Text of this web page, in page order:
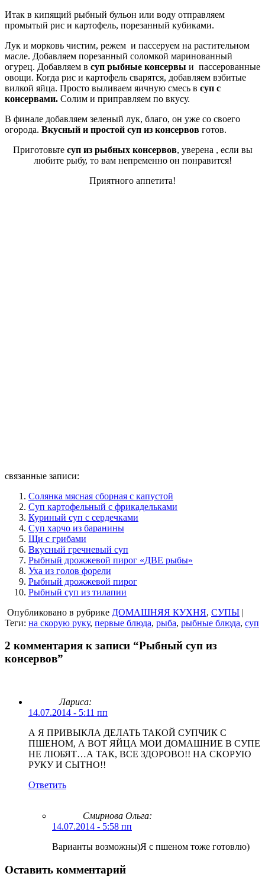
Итак в кипящий рыбный бульон или воду отправляем
промытый рис и картофель, порезанный кубиками.
Лук и морковь чистим, режем и пассеруем на растительном
масле. Добавляем порезанный соломкой маринованный
огурец. Добавляем в суп рыбные консервы и пассерованные
овощи. Когда рис и картофель сварятся, добавляем взбитые
вилкой яйца. Просто выливаем яичную смесь в суп с
консервами. Солим и приправляем по вкусу.
В финале добавляем зеленый лук, благо, он уже со своего
огорода. Вкусный и простой суп из консервов готов.
Приготовьте суп из рыбных консервов, уверена , если вы
любите рыбу, то вам непременно он понравится!
Приятного аппетита!
связанные записи:
Солянка мясная сборная с капустой
Суп картофельный с фрикадельками
Куриный суп с сердечками
Суп харчо из баранины
Щи с грибами
Вкусный гречневый суп
Рыбный дрожжевой пирог «ДВЕ рыбы»
Уха из голов форели
Рыбный дрожжевой пирог
Рыбный суп из тилапии
Опубликовано в рубрике ДОМАШНЯЯ КУХНЯ, СУПЫ |
Теги: на скорую руку, первые блюда, рыба, рыбные блюда, суп
2 комментария к записи “Рыбный суп из
консервов”
Лариса:
14.07.2014 - 5:11 пп
А Я ПРИВЫКЛА ДЕЛАТЬ ТАКОЙ СУПЧИК С
ПШЕНОМ, А ВОТ ЯЙЦА МОИ ДОМАШНИЕ В СУПЕ
НЕ ЛЮБЯТ…А ТАК, ВСЕ ЗДОРОВО!! НА СКОРУЮ
РУКУ И СЫТНО!!
Ответить
Смирнова Ольга:
14.07.2014 - 5:58 пп
Варианты возможны)Я с пшеном тоже готовлю)
Оставить комментарий